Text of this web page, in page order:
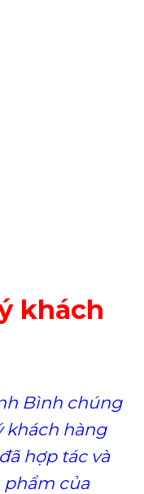
khách
Bình chúng
khách hàng
hợp tác và
phẩm của